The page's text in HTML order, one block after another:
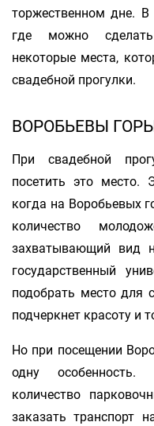
торжественном дне.
где можно
некоторые места,
свадебной прогулки.
ВОРОБЬЕВЫ
При свадебной
посетить это
когда на Воробьевых
количество
захватывающий вид
государственный
подобрать место для
подчеркнет красоту и
Но при посещении
одну особенность.
количество
заказать транспорт